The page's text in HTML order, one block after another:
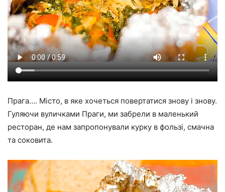
Прага…. Місто, в яке хочеться повертатися знову і знову.
Гуляючи вуличками Праги, ми забрели в маленький
ресторан, де нам запропонували курку в фользі, смачна
та соковита.